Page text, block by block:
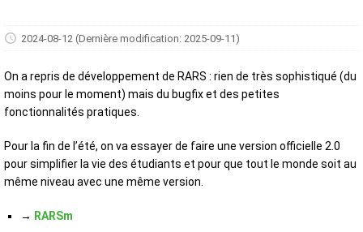
2024-08-12 (Dernière modification: 2025-09-11)
On a repris de développement de RARS : rien de très sophistiqué (du
moins pour le moment) mais du bugfix et des petites
fonctionnalités pratiques.
Pour la fin de l’été, on va essayer de faire une version officielle 2.0
pour simplifier la vie des étudiants et pour que tout le monde soit au
même niveau avec une même version.
→ RARSm